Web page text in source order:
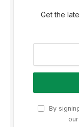
Get the
By
our